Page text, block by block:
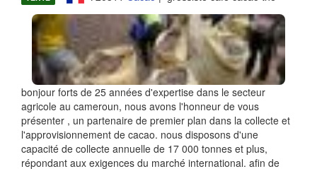
bonjour forts de 25 années d'expertise dans le secteur
agricole au cameroun, nous avons l'honneur de vous
présenter , un partenaire de premier plan dans la collecte et
l'approvisionnement de cacao. nous disposons d'une
capacité de collecte annuelle de 17 000 tonnes et plus,
répondant aux exigences du marché international. afin de